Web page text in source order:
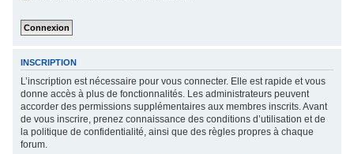
INSCRIPTION
L’inscription est nécessaire pour vous connecter. Elle est rapide et vous
donne accès à plus de fonctionnalités. Les administrateurs peuvent
accorder des permissions supplémentaires aux membres inscrits. Avant
de vous inscrire, prenez connaissance des conditions d’utilisation et de
la politique de confidentialité, ainsi que des règles propres à chaque
forum.